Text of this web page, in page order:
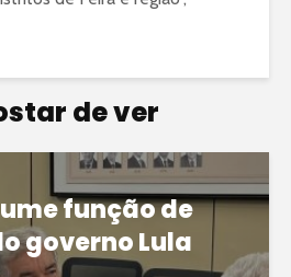
de ver
função de
governo Lula